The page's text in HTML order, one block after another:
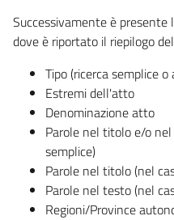
Successivamente è presente
dove è riportato il riepilogo
Tipo (ricerca semplice
Estremi dell'atto
Denominazione atto
Parole nel titolo e/o
semplice)
Parole nel titolo (nel
Parole nel testo (nel
Regioni/Province